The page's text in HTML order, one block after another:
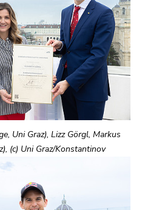
Uni Graz), Lizz Görgl, Markus
(c) Uni Graz/Konstantinov